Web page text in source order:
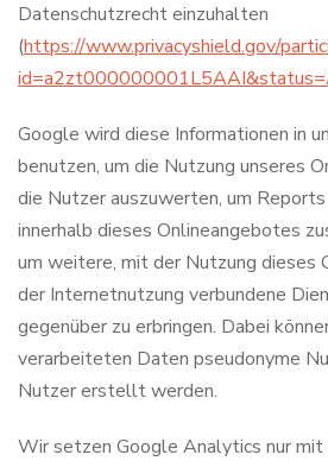
Datenschutzrecht einzuhalten
(https://www.privacyshield.gov/
Google wird diese Informationen in
benutzen, um die Nutzung unseres
die Nutzer auszuwerten, um
innerhalb dieses Onlineangebotes
um weitere, mit der Nutzung dieses
der Internetnutzung verbundene
gegenüber zu erbringen. Dabei
verarbeiteten Daten pseudonyme
Nutzer erstellt werden.
Wir setzen Google Analytics nur